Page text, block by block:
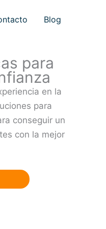
Blog
para
en la
para
conseguir un
con la mejor